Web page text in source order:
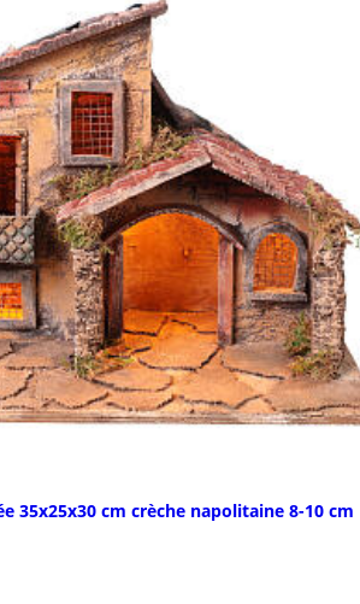
35x25x30 cm crèche napolitaine 8-10 cm